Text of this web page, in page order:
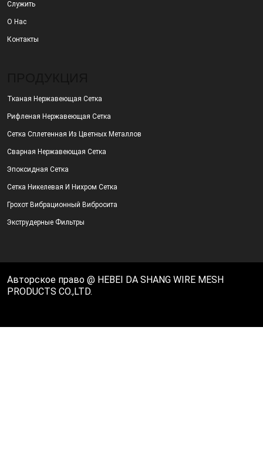
Служить
О Нас
Контакты
Тканая Нержавеющая Сетка
Рифленая Нержавеющая Сетка
Сетка Сплетенная Из Цветных Металлов
Сварная Нержавеющая Сетка
Эпоксидная Сетка
Сетка Никелевая И Нихром Сетка
Грохот Вибрационный Вибросита
Экструдерные Фильтры
Авторское право @ HEBEI DA SHANG WIRE MESH
PRODUCTS CO.,LTD.